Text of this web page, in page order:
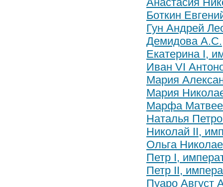
Боткин
Гун Андрей
Демидова А.С.
Екатерина I,
Иван VI
Мария
Мария
Марфа
Наталья
Николай II,
Ольга
Петр I,
Петр II,
Пуаро Август